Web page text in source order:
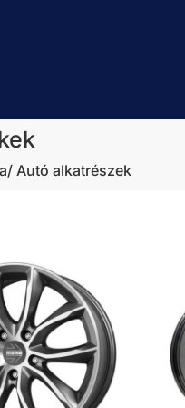
Autó alkatrészek